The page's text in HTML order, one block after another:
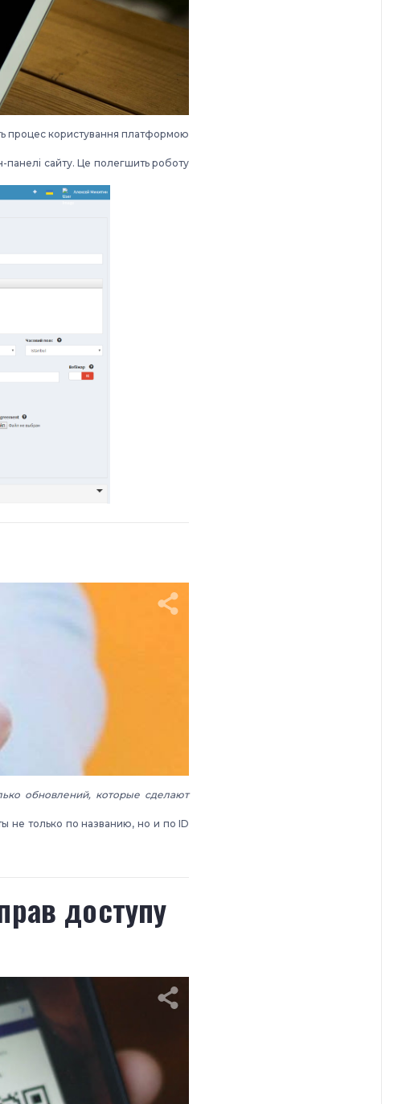
процес користування платформою
панелі сайту. Це полегшить роботу
обновлений, которые сделают
не только по названию, но и по ID
доступу